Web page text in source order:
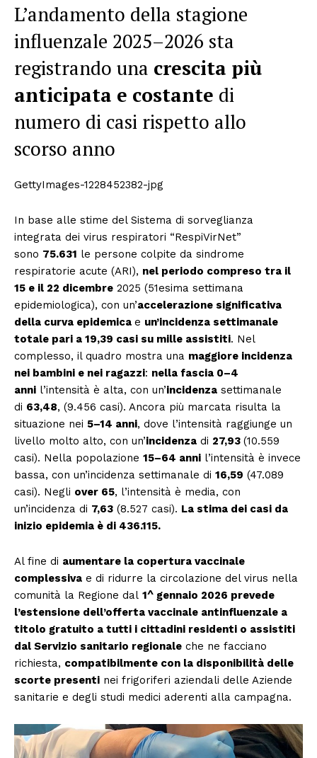
L’andamento della stagione
influenzale 2025–2026 sta
registrando una crescita più
anticipata e costante di
numero di casi rispetto allo
scorso anno
GettyImages-1228452382-jpg
In base alle stime del Sistema di sorveglianza
integrata dei virus respiratori “RespiVirNet”
sono 75.631 le persone colpite da sindrome
respiratorie acute (ARI), nel periodo compreso tra il
15 e il 22 dicembre 2025 (51esima settimana
epidemiologica), con un’accelerazione significativa
della curva epidemica e un’incidenza settimanale
totale pari a 19,39 casi su mille assistiti. Nel
complesso, il quadro mostra una maggiore incidenza
nei bambini e nei ragazzi: nella fascia 0–4
anni l’intensità è alta, con un’incidenza settimanale
di 63,48, (9.456 casi). Ancora più marcata risulta la
situazione nei 5–14 anni, dove l’intensità raggiunge un
livello molto alto, con un’incidenza di 27,93 (10.559
casi). Nella popolazione 15–64 anni l’intensità è invece
bassa, con un’incidenza settimanale di 16,59 (47.089
casi). Negli over 65, l’intensità è media, con
un’incidenza di 7,63 (8.527 casi). La stima dei casi da
inizio epidemia è di 436.115.
Al fine di aumentare la copertura vaccinale
complessiva e di ridurre la circolazione del virus nella
comunità la Regione dal 1^ gennaio 2026 prevede
l’estensione dell’offerta vaccinale antinfluenzale a
titolo gratuito a tutti i cittadini residenti o assistiti
dal Servizio sanitario regionale che ne facciano
richiesta, compatibilmente con la disponibilità delle
scorte presenti nei frigoriferi aziendali delle Aziende
sanitarie e degli studi medici aderenti alla campagna.